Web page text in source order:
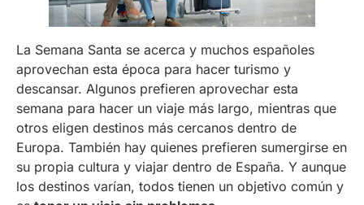
La Semana Santa se acerca y muchos españoles
aprovechan esta época para hacer turismo y
descansar. Algunos prefieren aprovechar esta
semana para hacer un viaje más largo, mientras que
otros eligen destinos más cercanos dentro de
Europa. También hay quienes prefieren sumergirse en
su propia cultura y viajar dentro de España. Y aunque
los destinos varían, todos tienen un objetivo común y